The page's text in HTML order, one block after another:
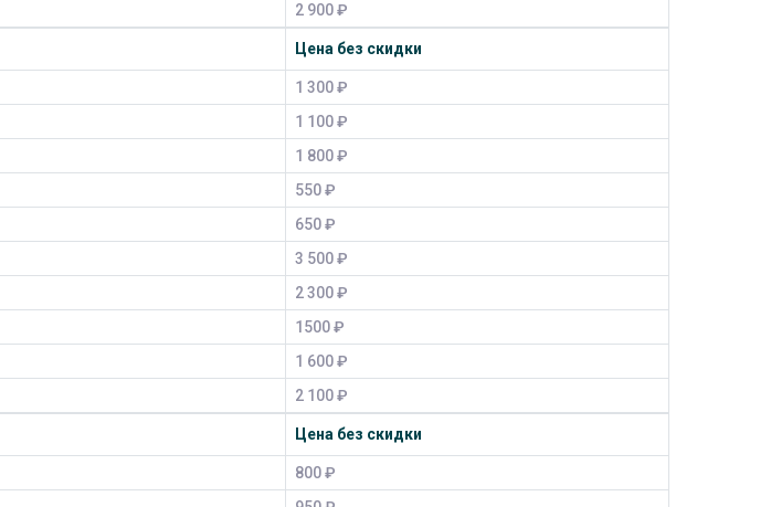
2 900 ₽
Цена без скидки
1 300 ₽
1 100 ₽
1 800 ₽
550 ₽
650 ₽
3 500 ₽
2 300 ₽
1500 ₽
1 600 ₽
2 100 ₽
Цена без скидки
800 ₽